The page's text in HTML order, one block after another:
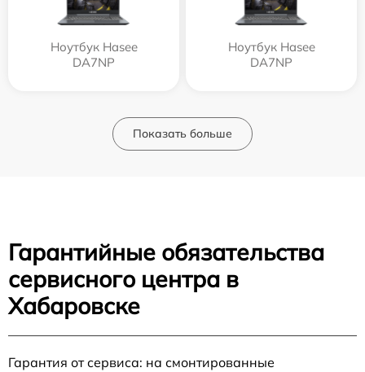
Ноутбук Hasee
DA7NP
Ноутбук Hasee
DA7NP
Показать больше
Гарантийные обязательства
сервисного центра в
Хабаровске
Гарантия от сервиса: на смонтированные